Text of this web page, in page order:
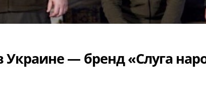
— бренд «Cлуга